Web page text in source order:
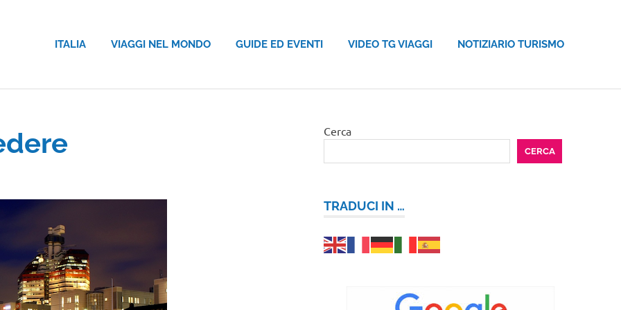
ITALIA VIAGGI NEL MONDO GUIDE ED EVENTI VIDEO TG VIAGGI NOTIZIARIO TURISMO
Cerca
CERCA
TRADUCI IN …